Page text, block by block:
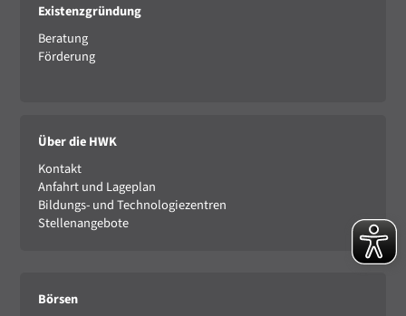
Existenzgründung
Beratung
Förderung
Über die HWK
Kontakt
Anfahrt und Lageplan
Bildungs- und Technologiezentren
Stellenangebote
Börsen